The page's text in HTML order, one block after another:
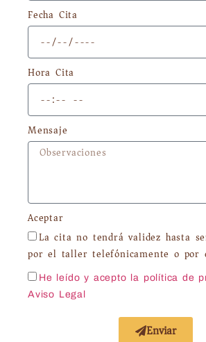
Fecha Cita
Hora Cita
Mensaje
Aceptar
La cita no tendrá validez hasta
por el taller telefónicamente o por
He leído y acepto la política de
Aviso Legal
Enviar